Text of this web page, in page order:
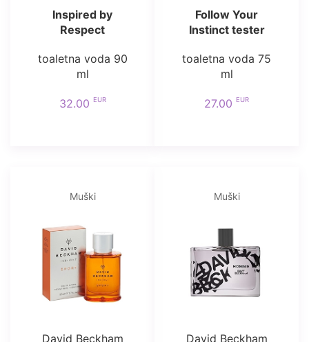
Inspired by
Respect
toaletna voda 90
ml
32.00 EUR
Follow Your
Instinct tester
toaletna voda 75
ml
27.00 EUR
Muški
David Beckham
Muški
David Beckham